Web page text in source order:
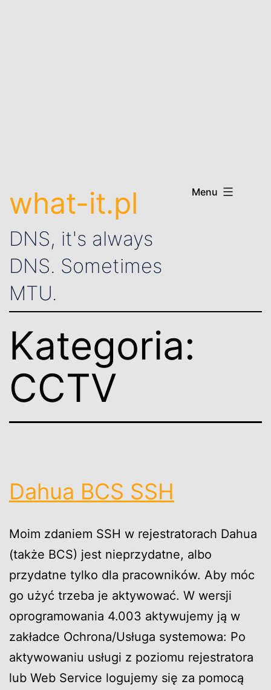
what-it.pl
DNS, it's always
DNS. Sometimes
MTU.
Menu
Kategoria:
CCTV
Dahua BCS SSH
Moim zdaniem SSH w rejestratorach Dahua
(także BCS) jest nieprzydatne, albo
przydatne tylko dla pracowników. Aby móc
go użyć trzeba je aktywować. W wersji
oprogramowania 4.003 aktywujemy ją w
zakładce Ochrona/Usługa systemowa: Po
aktywowaniu usługi z poziomu rejestratora
lub Web Service logujemy się za pomocą